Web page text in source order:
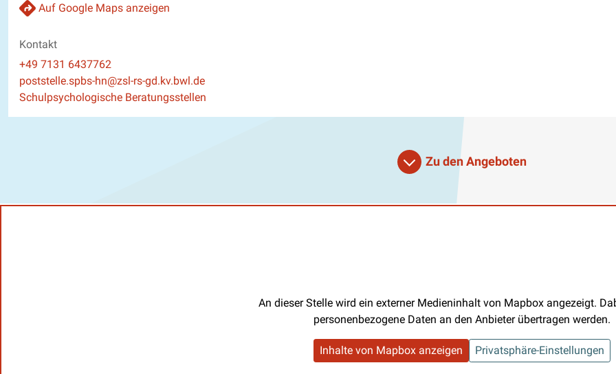
Auf Google Maps anzeigen
Kontakt
Telefon
+49 7131 6437762
E-Mail
poststelle.spbs-hn@zsl-rs-gd.kv.bwl.de
Website
Schulpsychologische Beratungsstellen
Zu den Angeboten
An dieser Stelle wird ein externer Medieninhalt von Mapbox angezeigt.
personenbezogene Daten an den Anbieter übertragen werden.
Inhalte von Mapbox anzeigen Privatsphäre-Einstellungen